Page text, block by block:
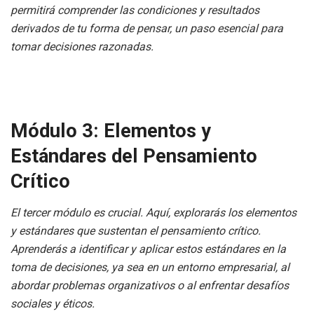
permitirá comprender las condiciones y resultados
derivados de tu forma de pensar, un paso esencial para
tomar decisiones razonadas.
Módulo 3: Elementos y
Estándares del Pensamiento
Crítico
El tercer módulo es crucial. Aquí, explorarás los elementos
y estándares que sustentan el pensamiento crítico.
Aprenderás a identificar y aplicar estos estándares en la
toma de decisiones, ya sea en un entorno empresarial, al
abordar problemas organizativos o al enfrentar desafíos
sociales y éticos.